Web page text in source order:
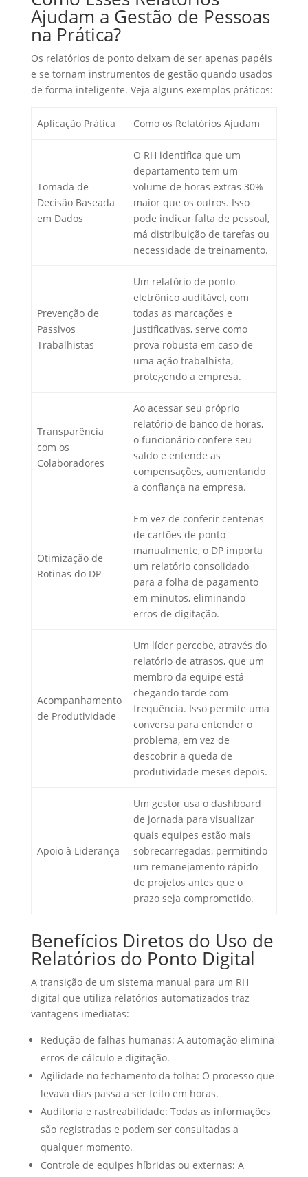
Ajudam a Gestão de Pessoas
na Prática?
Os relatórios de ponto deixam de ser apenas papéis
e se tornam instrumentos de gestão quando usados
de forma inteligente. Veja alguns exemplos práticos:
Aplicação Prática Como os Relatórios Ajudam
Tomada de
Decisão Baseada
em Dados
O RH identifica que um
departamento tem um
volume de horas extras 30%
maior que os outros. Isso
pode indicar falta de pessoal,
má distribuição de tarefas ou
necessidade de treinamento.
Prevenção de
Passivos
Trabalhistas
Um relatório de ponto
eletrônico auditável, com
todas as marcações e
justificativas, serve como
prova robusta em caso de
uma ação trabalhista,
protegendo a empresa.
Transparência
com os
Colaboradores
Ao acessar seu próprio
relatório de banco de horas,
o funcionário confere seu
saldo e entende as
compensações, aumentando
a confiança na empresa.
Otimização de
Rotinas do DP
Em vez de conferir centenas
de cartões de ponto
manualmente, o DP importa
um relatório consolidado
para a folha de pagamento
em minutos, eliminando
erros de digitação.
Acompanhamento
de Produtividade
Um líder percebe, através do
relatório de atrasos, que um
membro da equipe está
chegando tarde com
frequência. Isso permite uma
conversa para entender o
problema, em vez de
descobrir a queda de
produtividade meses depois.
Apoio à Liderança
Um gestor usa o dashboard
de jornada para visualizar
quais equipes estão mais
sobrecarregadas, permitindo
um remanejamento rápido
de projetos antes que o
prazo seja comprometido.
Benefícios Diretos do Uso de
Relatórios do Ponto Digital
A transição de um sistema manual para um RH
digital que utiliza relatórios automatizados traz
vantagens imediatas:
Redução de falhas humanas: A automação elimina
erros de cálculo e digitação.
Agilidade no fechamento da folha: O processo que
levava dias passa a ser feito em horas.
Auditoria e rastreabilidade: Todas as informações
são registradas e podem ser consultadas a
qualquer momento.
Controle de equipes híbridas ou externas: A